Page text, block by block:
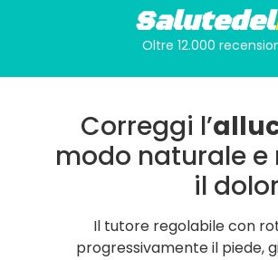
Salutedel
Oltre 12.000
Correggi l’
modo naturale
il
Il tutore regolabile con
progressivamente il piede,